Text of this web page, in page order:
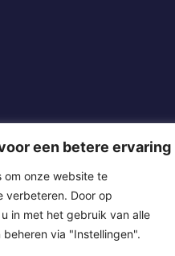
een betere ervaring
om onze website te
verbeteren. Door op
in met het gebruik van alle
via "Instellingen".